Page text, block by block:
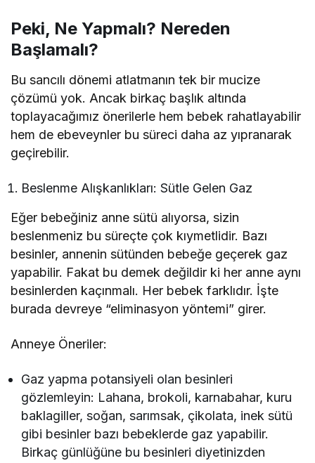
Peki, Ne Yapmalı? Nereden
Başlamalı?
Bu sancılı dönemi atlatmanın tek bir mucize
çözümü yok. Ancak birkaç başlık altında
toplayacağımız önerilerle hem bebek rahatlayabilir
hem de ebeveynler bu süreci daha az yıpranarak
geçirebilir.
Beslenme Alışkanlıkları: Sütle Gelen Gaz
Eğer bebeğiniz anne sütü alıyorsa, sizin
beslenmeniz bu süreçte çok kıymetlidir. Bazı
besinler, annenin sütünden bebeğe geçerek gaz
yapabilir. Fakat bu demek değildir ki her anne aynı
besinlerden kaçınmalı. Her bebek farklıdır. İşte
burada devreye “eliminasyon yöntemi” girer.
Anneye Öneriler:
Gaz yapma potansiyeli olan besinleri
gözlemleyin: Lahana, brokoli, karnabahar, kuru
baklagiller, soğan, sarımsak, çikolata, inek sütü
gibi besinler bazı bebeklerde gaz yapabilir.
Birkaç günlüğüne bu besinleri diyetinizden